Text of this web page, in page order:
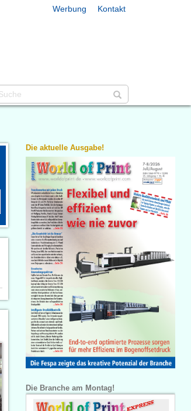
Werbung Kontakt
Die aktuelle Ausgabe!
Die Branche am Montag!